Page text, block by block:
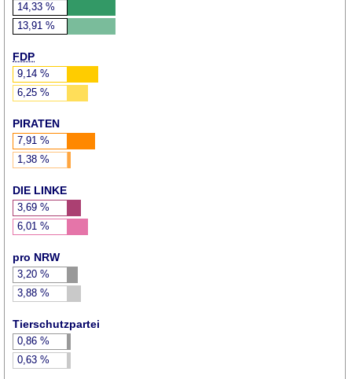
14,33 %
13,91 %
FDP
9,14 %
6,25 %
PIRATEN
7,91 %
1,38 %
DIE LINKE
3,69 %
6,01 %
pro NRW
3,20 %
3,88 %
Tierschutzpartei
0,86 %
0,63 %